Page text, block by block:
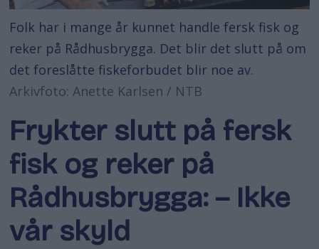
Folk har i mange år kunnet handle fersk fisk og
reker på Rådhusbrygga. Det blir det slutt på om
det foreslåtte fiskeforbudet blir noe av.
Arkivfoto: Anette Karlsen / NTB
Frykter slutt på fersk
fisk og reker på
Rådhusbrygga: – Ikke
vår skyld